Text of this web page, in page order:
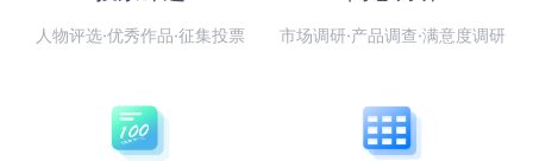
人物评选·优秀作品·征集投票 市场调研·产品调查·满意度调研